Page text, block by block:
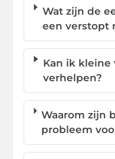
Wat zijn de
een verstopt
Kan ik
verhelpen?
Waarom zijn
probleem